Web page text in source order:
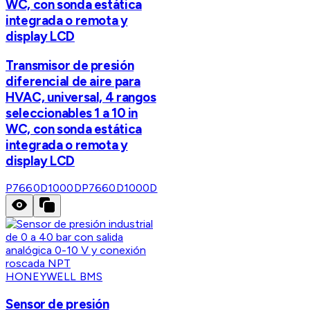
WC, con sonda estática
integrada o remota y
display LCD
Transmisor de presión
diferencial de aire para
HVAC, universal, 4 rangos
seleccionables 1 a 10 in
WC, con sonda estática
integrada o remota y
display LCD
P7660D1000DP7660D1000D
HONEYWELL BMS
Sensor de presión